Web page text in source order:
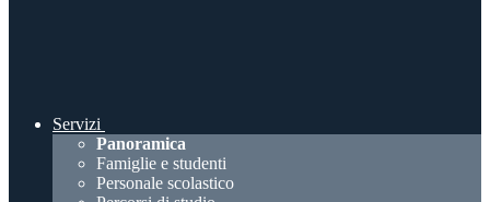
Servizi
Panoramica
Famiglie e studenti
Personale scolastico